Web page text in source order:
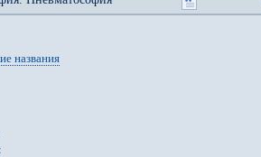
названия